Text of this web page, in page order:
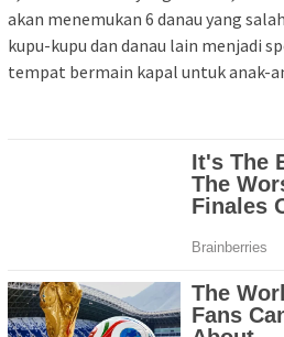
akan menemukan 6 danau yang
kupu-kupu dan danau lain menjadi
tempat bermain kapal untuk anak-